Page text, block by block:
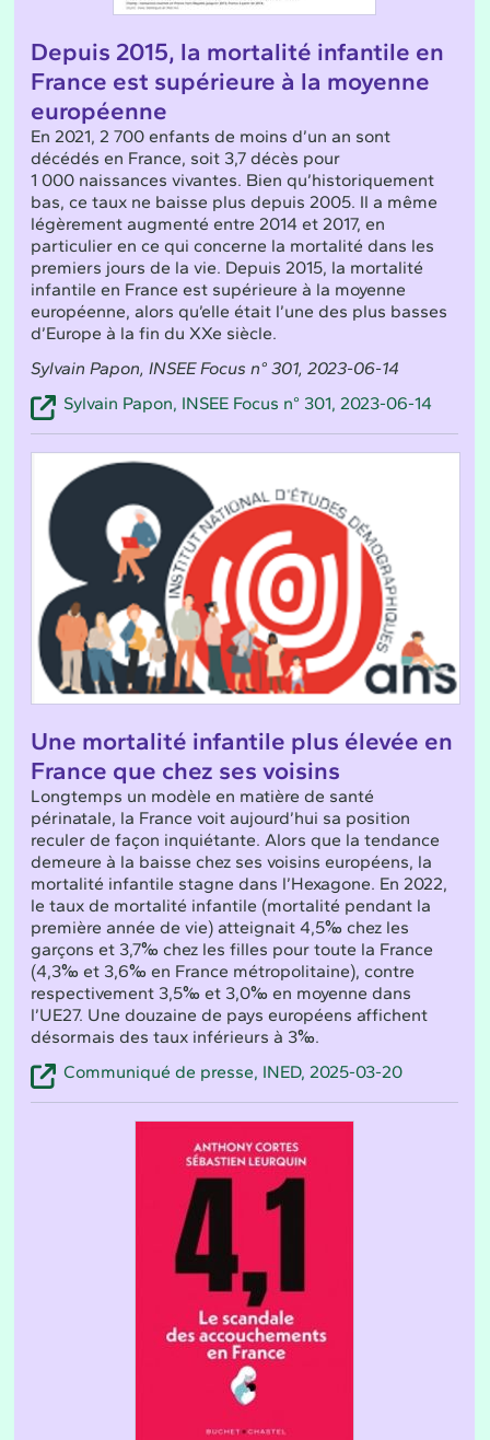
Depuis 2015, la mortalité infantile en
France est supérieure à la moyenne
européenne
En 2021, 2 700 enfants de moins d’un an sont
décédés en France, soit 3,7 décès pour
1 000 naissances vivantes. Bien qu’historiquement
bas, ce taux ne baisse plus depuis 2005. Il a même
légèrement augmenté entre 2014 et 2017, en
particulier en ce qui concerne la mortalité dans les
premiers jours de la vie. Depuis 2015, la mortalité
infantile en France est supérieure à la moyenne
européenne, alors qu’elle était l’une des plus basses
d’Europe à la fin du XXe siècle.
Sylvain Papon, INSEE Focus n° 301, 2023-06-14
Sylvain Papon, INSEE Focus n° 301, 2023-06-14
Une mortalité infantile plus élevée en
France que chez ses voisins
Longtemps un modèle en matière de santé
périnatale, la France voit aujourd’hui sa position
reculer de façon inquiétante. Alors que la tendance
demeure à la baisse chez ses voisins européens, la
mortalité infantile stagne dans l’Hexagone. En 2022,
le taux de mortalité infantile (mortalité pendant la
première année de vie) atteignait 4,5‰ chez les
garçons et 3,7‰ chez les filles pour toute la France
(4,3‰ et 3,6‰ en France métropolitaine), contre
respectivement 3,5‰ et 3,0‰ en moyenne dans
l’UE27. Une douzaine de pays européens affichent
désormais des taux inférieurs à 3‰.
Communiqué de presse, INED, 2025-03-20